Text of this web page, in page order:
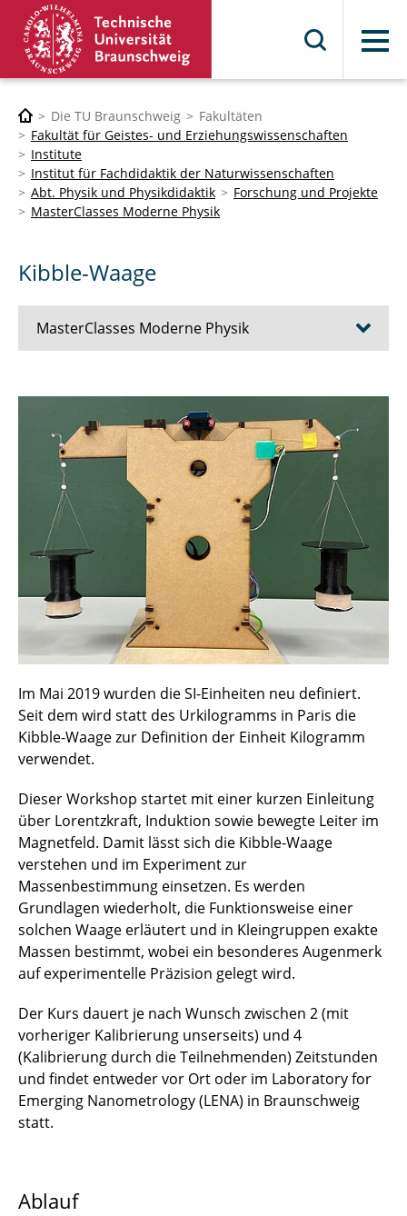
Menü
Die TU Braunschweig
Fakultäten
Fakultät für Geistes- und Erziehungswissenschaften
Institute
Institut für Fachdidaktik der Naturwissenschaften
Abt. Physik und Physikdidaktik
Forschung und Projekte
MasterClasses Moderne Physik
Kibble-Waage
MasterClasses Moderne Physik
Quantensensorik (NV-Zentrum)
Quantenkryptographie
Kibble-Waage
Quantencomputing
Michelson-Interferometer
Halbleiter (Dioden und Transistoren)
Im Mai 2019 wurden die SI-Einheiten neu definiert.
Seit dem wird statt des Urkilogramms in Paris die
Kibble-Waage zur Definition der Einheit Kilogramm
verwendet.
Dieser Workshop startet mit einer kurzen Einleitung
über Lorentzkraft, Induktion sowie bewegte Leiter im
Magnetfeld. Damit lässt sich die Kibble-Waage
verstehen und im Experiment zur
Massenbestimmung einsetzen. Es werden
Grundlagen wiederholt, die Funktionsweise einer
solchen Waage erläutert und in Kleingruppen exakte
Massen bestimmt, wobei ein besonderes Augenmerk
auf experimentelle Präzision gelegt wird.
Der Kurs dauert je nach Wunsch zwischen 2 (mit
vorheriger Kalibrierung unserseits) und 4
(Kalibrierung durch die Teilnehmenden) Zeitstunden
und findet entweder vor Ort oder im Laboratory for
Emerging Nanometrology (LENA) in Braunschweig
statt.
Ablauf